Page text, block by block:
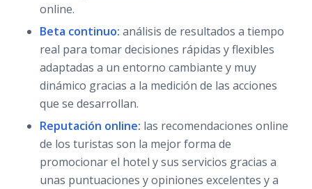
online.
Beta continuo: análisis de resultados a tiempo
real para tomar decisiones rápidas y flexibles
adaptadas a un entorno cambiante y muy
dinámico gracias a la medición de las acciones
que se desarrollan.
Reputación online: las recomendaciones online
de los turistas son la mejor forma de
promocionar el hotel y sus servicios gracias a
unas puntuaciones y opiniones excelentes y a